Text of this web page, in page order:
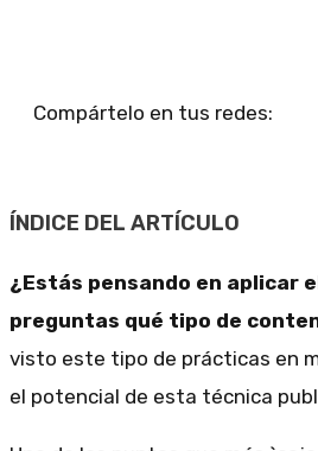
Compártelo en tus redes:
ÍNDICE DEL ARTÍCULO
¿Estás pensando en aplicar
preguntas qué tipo de
visto este tipo de prácticas en
el potencial de esta técnica